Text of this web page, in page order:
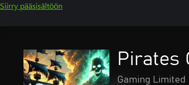
Siirry pääsisältöön
Pirates
Gaming Limited